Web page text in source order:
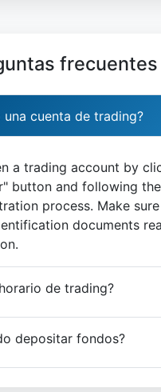
frecuentes
una cuenta de trading?
a trading account by
button and following the
process. Make
documents
de trading?
depositar fondos?